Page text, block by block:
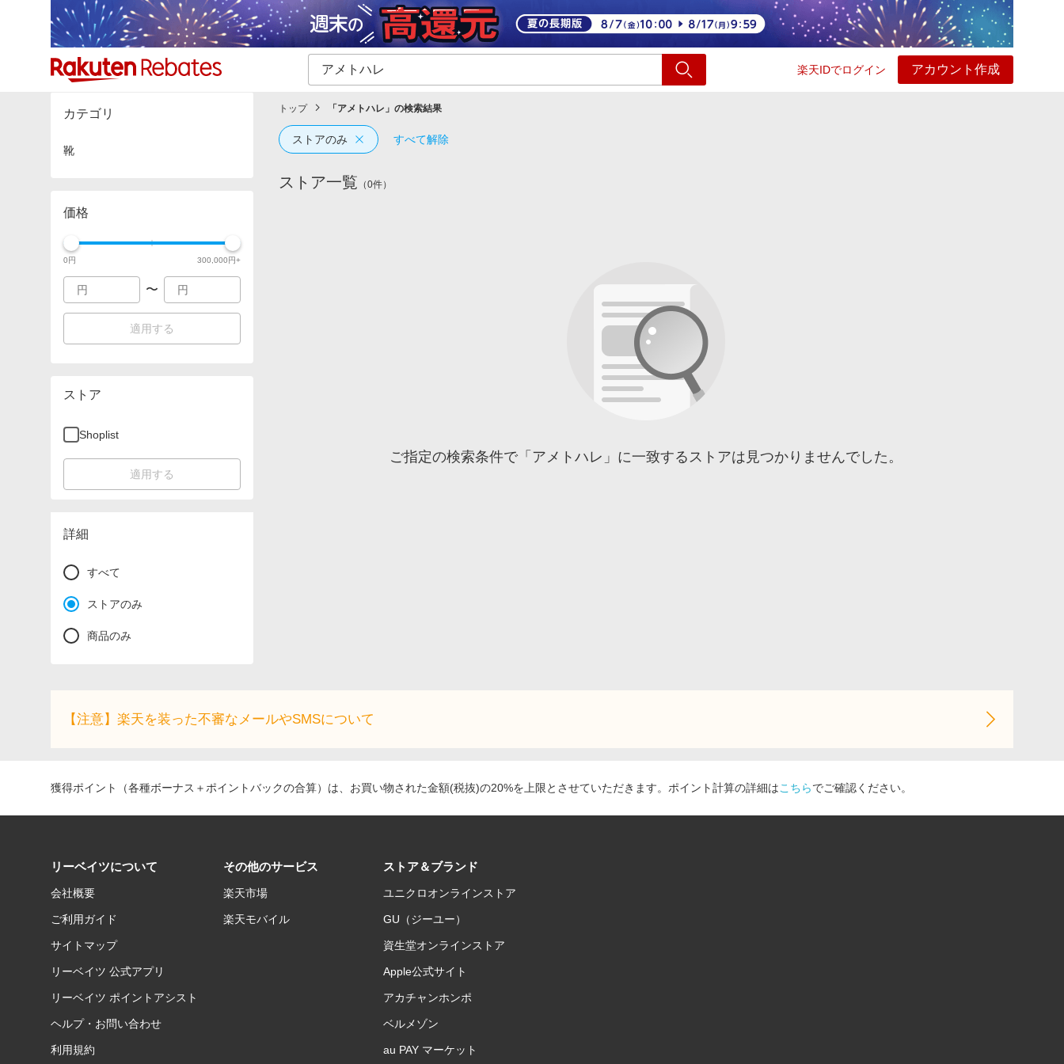
楽天IDでログイン アカウント作成
カテゴリー一覧 イベント一覧 ショッピング
カテゴリ
靴
価格
0円 300,000円+
〜
適用する
ストア
Shoplist
適用する
詳細
すべて
ストアのみ
商品のみ
トップ 「 アメトハレ 」の検索結果
ストアのみ すべて解除
ストア一覧 （0件）
ご指定の検索条件で「アメトハレ」に一致するストアは見つかりませんでした。
【注意】楽天を装った不審なメールやSMSについて
獲得ポイント（各種ボーナス＋ポイントバックの合算）は、お買い物された金額(税抜)の20%を上限とさせていただきます。ポイント計算の詳細はこちらでご確認ください。
リーベイツについて
会社概要
ご利用ガイド
サイトマップ
リーベイツ 公式アプリ
リーベイツ ポイントアシスト
ヘルプ・お問い合わせ
利用規約
その他のサービス
楽天市場
楽天モバイル
ストア＆ブランド
ユニクロオンラインストア
GU（ジーユー）
資生堂オンラインストア
Apple公式サイト
アカチャンホンポ
ベルメゾン
au PAY マーケット